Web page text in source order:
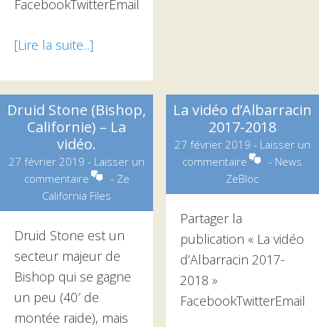
FacebookTwitterEmail
[Lire la suite...]
version
du
topo
du
plat
de
Gérac
Druid Stone (Bishop,
Californie) – La
vidéo.
27 février 2019 - Laisser un
commentaire
- Ze
California Files
Druid Stone est un
secteur majeur de
Bishop qui se gagne
un peu (40′ de
montée raide), mais
La vidéo d’Albarracin
2017-2018
27 février 2019 - Laisser un
commentaire
- News
ZeBloc
Partager la
publication « La vidéo
d’Albarracin 2017-
2018 »
FacebookTwitterEmail